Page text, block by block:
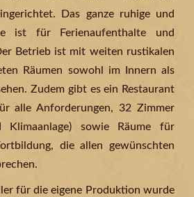
Das ganze ruhige und
ist für Ferienaufenthalte und
Betrieb ist mit weiten rustikalen
Räumen sowohl im Innern als
Zudem gibt es ein Restaurant
alle Anforderungen, 32 Zimmer
sowie Räume für
die allen gewünschten
für die eigene Produktion wurde